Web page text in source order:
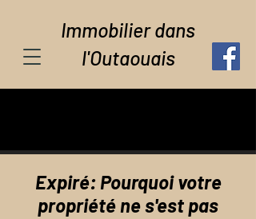
Immobilier dans
l'Outaouais
Expiré: Pourquoi votre
propriété ne s'est pas